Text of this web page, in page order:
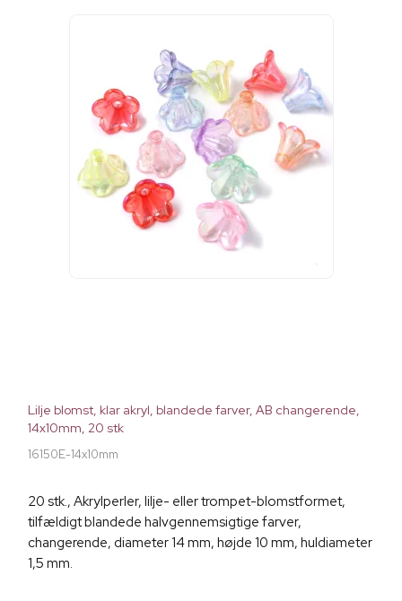
Lilje blomst, klar akryl, blandede farver, AB changerende,
14x10mm, 20 stk
16150E-14x10mm
20 stk., Akrylperler, lilje- eller trompet-blomstformet,
tilfældigt blandede halvgennemsigtige farver,
changerende, diameter 14 mm, højde 10 mm, huldiameter
1,5 mm.